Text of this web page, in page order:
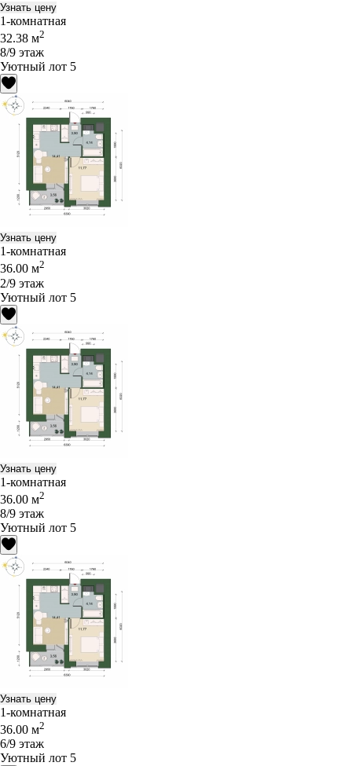
Узнать цену
1-комнатная
32.38 м2
8/9 этаж
Уютный лот 5
Узнать цену
1-комнатная
36.00 м2
2/9 этаж
Уютный лот 5
Узнать цену
1-комнатная
36.00 м2
8/9 этаж
Уютный лот 5
Узнать цену
1-комнатная
36.00 м2
6/9 этаж
Уютный лот 5